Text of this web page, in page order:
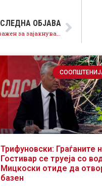
СЛЕДНА ОБЈАВА
Трифуновски: Граѓаните
Гостивар се труеја со
Мицкоски отиде да
базен